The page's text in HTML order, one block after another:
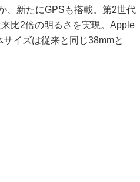
、新たにGPSも搭載。第2世代
比2倍の明るさを実現。Apple
イズは従来と同じ38mmと